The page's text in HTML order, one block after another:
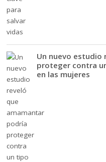
Un nuevo estudio
proteger contra
en las mujeres